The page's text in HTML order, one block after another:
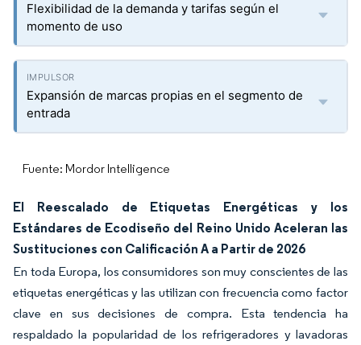
Flexibilidad de la demanda y tarifas según el
momento de uso
Expansión de marcas propias en el segmento de
entrada
Fuente: Mordor Intelligence
El Reescalado de Etiquetas Energéticas y los
Estándares de Ecodiseño del Reino Unido Aceleran las
Sustituciones con Calificación A a Partir de 2026
En toda Europa, los consumidores son muy conscientes de las
etiquetas energéticas y las utilizan con frecuencia como factor
clave en sus decisiones de compra. Esta tendencia ha
respaldado la popularidad de los refrigeradores y lavadoras